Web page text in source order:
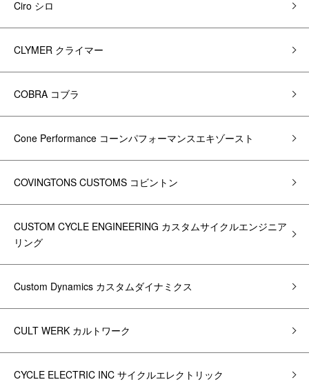
Ciro シロ
CLYMER クライマー
COBRA コブラ
Cone Performance コーンパフォーマンスエキゾースト
COVINGTONS CUSTOMS コビントン
CUSTOM CYCLE ENGINEERING カスタムサイクルエンジニア
リング
Custom Dynamics カスタムダイナミクス
CULT WERK カルトワーク
CYCLE ELECTRIC INC サイクルエレクトリック